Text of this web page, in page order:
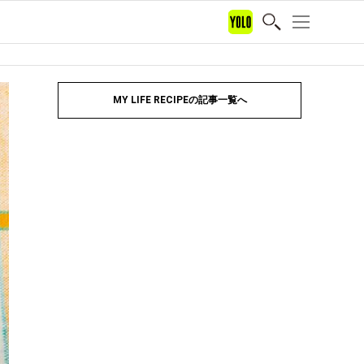
MY LIFE RECIPEの記事一覧へ